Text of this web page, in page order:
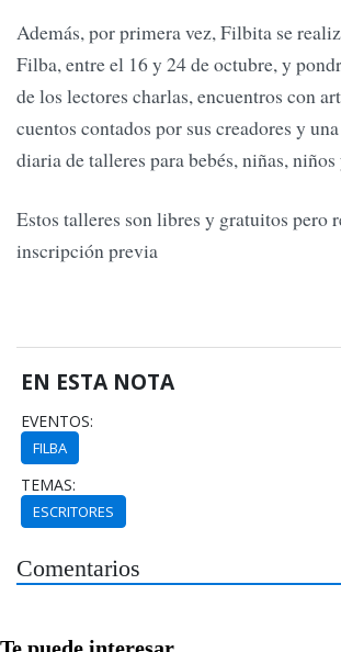
Además, por primera vez, Filbita se
Filba, entre el 16 y 24 de octubre, y
de los lectores charlas, encuentros con
cuentos contados por sus creadores y
diaria de talleres para bebés, niñas, niños
Estos talleres son libres y gratuitos pero
inscripción previa
EN ESTA NOTA
EVENTOS:
FILBA
TEMAS:
ESCRITORES
Comentarios